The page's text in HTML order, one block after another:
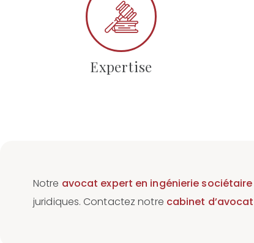
Expertise
Notre avocat expert en ingénierie
juridiques. Contactez notre cabinet